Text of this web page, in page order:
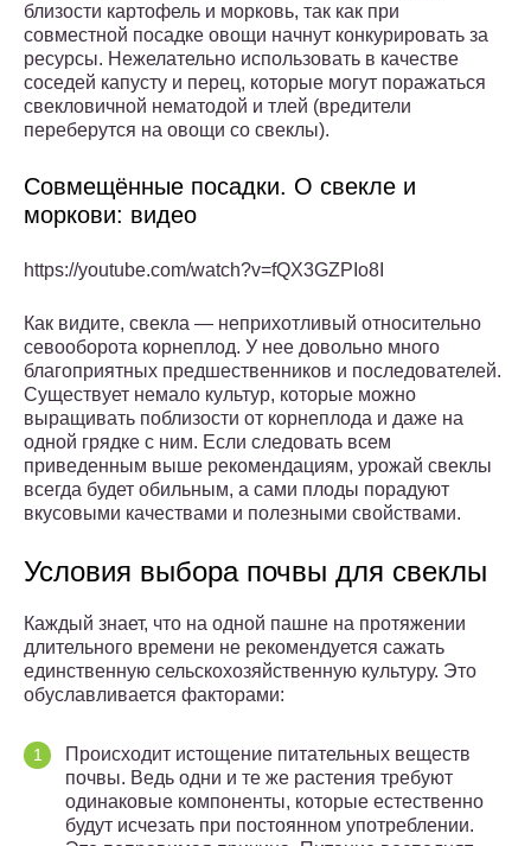
близости картофель и морковь, так как при
совместной посадке овощи начнут конкурировать за
ресурсы. Нежелательно использовать в качестве
соседей капусту и перец, которые могут поражаться
свекловичной нематодой и тлей (вредители
переберутся на овощи со свеклы).
Совмещённые посадки. О свекле и
моркови: видео
https://youtube.com/watch?v=fQX3GZPIo8I
Как видите, свекла — неприхотливый относительно
севооборота корнеплод. У нее довольно много
благоприятных предшественников и последователей.
Существует немало культур, которые можно
выращивать поблизости от корнеплода и даже на
одной грядке с ним. Если следовать всем
приведенным выше рекомендациям, урожай свеклы
всегда будет обильным, а сами плоды порадуют
вкусовыми качествами и полезными свойствами.
Условия выбора почвы для свеклы
Каждый знает, что на одной пашне на протяжении
длительного времени не рекомендуется сажать
единственную сельскохозяйственную культуру. Это
обуславливается факторами:
Происходит истощение питательных веществ
почвы. Ведь одни и те же растения требуют
одинаковые компоненты, которые естественно
будут исчезать при постоянном употреблении.